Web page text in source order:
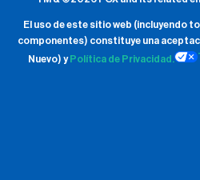
El uso de este sitio web (incluyendo
componentes) constituye una
Nuevo) y Política de Privacidad.